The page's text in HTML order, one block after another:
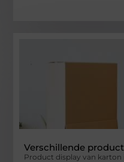
Verschillende
Product display van karton